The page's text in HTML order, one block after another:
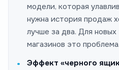
модели, которая
нужна история продаж
лучше за два. Для новых
магазинов это проблема.
Эффект «черного